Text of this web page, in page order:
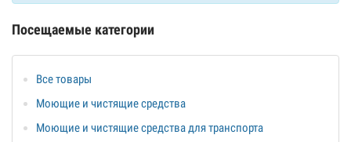
Посещаемые категории
Все товары
Моющие и чистящие средства
Моющие и чистящие средства для транспорта